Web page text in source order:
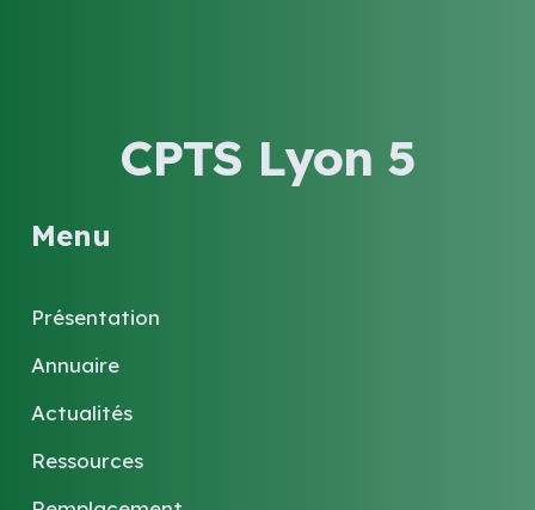
CPTS Lyon 5
Menu
Présentation
Annuaire
Actualités
Ressources